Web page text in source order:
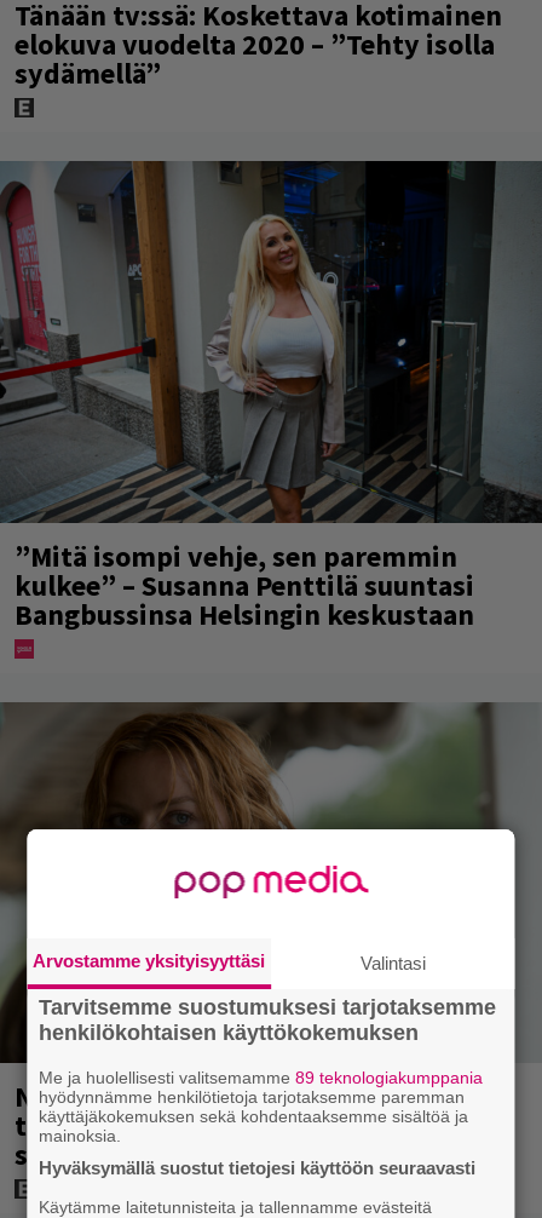
Tänään tv:ssä: Koskettava kotimainen
elokuva vuodelta 2020 – ”Tehty isolla
sydämellä”
”Mitä isompi vehje, sen paremmin
kulkee” – Susanna Penttilä suuntasi
Bangbussinsa Helsingin keskustaan
Nyt Netflixissä: 180 miljoonan
toimintaseikkailu – Margot Robbie vei
seksikohtauksen liian pitkälle
Arvostamme yksityisyyttäsi Valintasi
Tarvitsemme suostumuksesi tarjotaksemme
henkilökohtaisen käyttökokemuksen
Me ja huolellisesti valitsemamme89 teknologiakumppania
hyödynnämme henkilötietoja tarjotaksemme paremman
käyttäjäkokemuksen sekä kohdentaaksemme sisältöä ja
mainoksia.
Hyväksymällä suostut tietojesi käyttöön seuraavasti
Käytämme laitetunnisteita ja tallennamme evästeitä